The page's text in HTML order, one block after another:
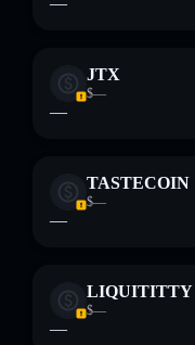
JTX
$—
—
TASTECOIN
$—
—
LIQUITITTY
$—
—